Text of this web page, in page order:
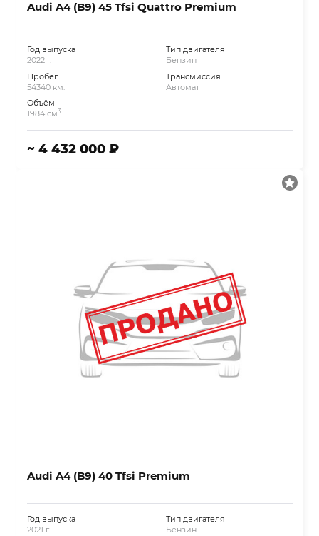
Audi A4 (B9) 45 Tfsi Quattro Premium
Год выпуска
2022 г.
Пробег
54340 км.
Объём
1984 см3
Тип двигателя
Бензин
Трансмиссия
Автомат
~ 4 432 000 ₽
Audi A4 (B9) 40 Tfsi Premium
Год выпуска
2021 г.
Тип двигателя
Бензин